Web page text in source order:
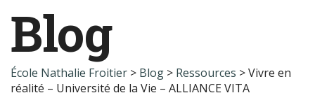
Blog
École Nathalie Froitier > Blog > Ressources >Vivre en
réalité – Université de la Vie – ALLIANCE VITA